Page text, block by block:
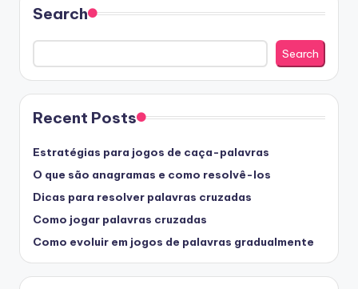
Search
Search
Recent Posts
Estratégias para jogos de caça-palavras
O que são anagramas e como resolvê-los
Dicas para resolver palavras cruzadas
Como jogar palavras cruzadas
Como evoluir em jogos de palavras gradualmente